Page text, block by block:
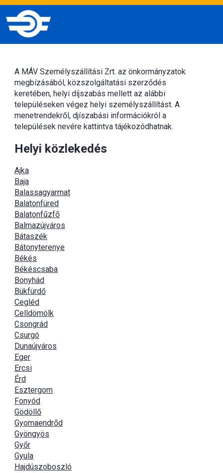
A MÁV Személyszállítási Zrt. az önkormányzatok
megbízásából, közszolgáltatási szerződés
keretében, helyi díjszabás mellett az alábbi
településeken végez helyi személyszállítást. A
menetrendekről, djíszabási információkról a
települések nevére kattintva tájékozódhatnak.
Helyi közlekedés
Ajka
Baja
Balassagyarmat
Balatonfüred
Balatonfűzfő
Balmazújváros
Bátaszék
Bátonyterenye
Békés
Békéscsaba
Bonyhád
Bükfürdő
Cegléd
Celldömölk
Csongrád
Csurgó
Dunaújváros
Eger
Ercsi
Érd
Esztergom
Fonyód
Gödöllő
Gyomaendrőd
Gyöngyös
Győr
Gyula
Hajdúszoboszló